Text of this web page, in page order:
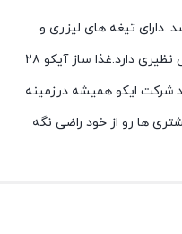
۱۲۰۰ وات میباشد .دارای تیغه های لیزری و
موتور تمام مس می باشد که قدرت بی نظیری دارد.غذا ساز آیکو ۲۸
ایکو همیشه درزمینه
ها رو از خود راضی نگه